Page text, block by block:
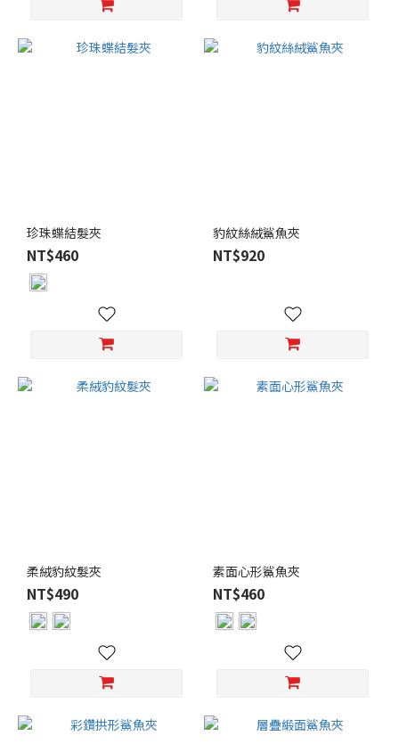
珍珠蝶結髮夾
NT$460
豹紋絲絨鯊魚夾
NT$920
柔絨豹紋髮夾
NT$490
素面心形鯊魚夾
NT$460